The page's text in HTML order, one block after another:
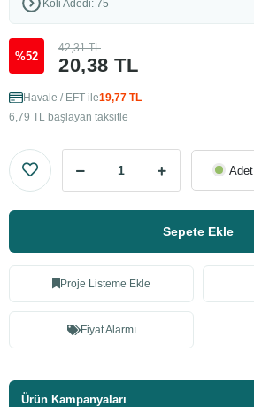
Koli Adedi: 75
%52 20,38 TL
42,31 TL
Havale / EFT ile19,77 TL
6,79 TL başlayan taksitle
Adet
Sepete Ekle
Proje Listeme Ekle
Fiyat Alarmı
Ürün Kampanyaları